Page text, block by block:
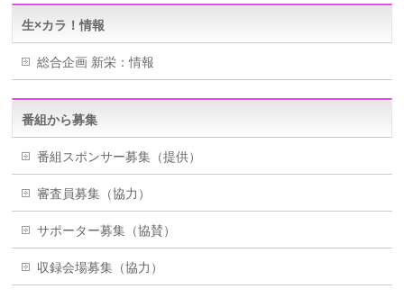
生×カラ！情報
総合企画 新栄：情報
番組から募集
番組スポンサー募集（提供）
審査員募集（協力）
サポーター募集（協賛）
収録会場募集（協力）